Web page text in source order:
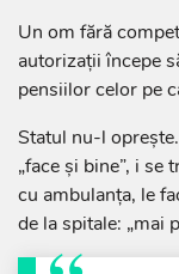
Un om fără
autorizații începe
pensiilor celor pe
Statul nu-l
„face și bine”, i
cu ambulanța, le
de la spitale: „mai